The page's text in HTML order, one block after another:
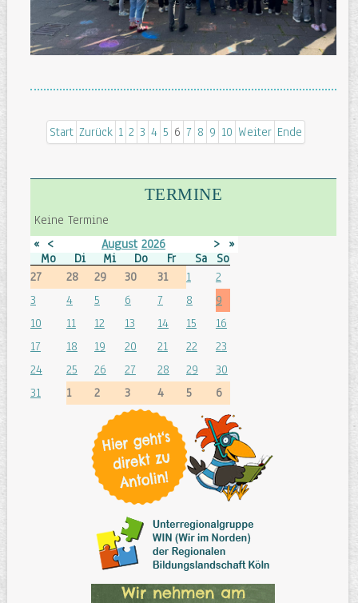
Seite 6 von 20
Start Zurück 1 2 3 4 5 6 7 8 9 10 Weiter Ende
TERMINE
Keine Termine
« < August 2026 > »
Mo
Di Mi Do Fr Sa
So
27
28 29 30 31 1
2
3
4 5 6 7 8
9
10
11 12 13 14 15
16
17
18 19 20 21 22
23
24
25 26 27 28 29
30
31
1 2 3 4 5 6